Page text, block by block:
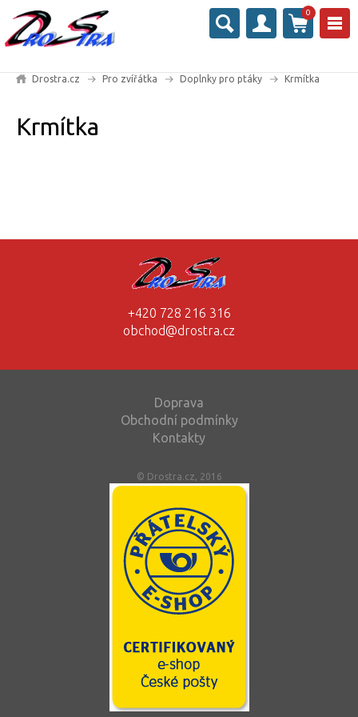
0
Drostra.cz Pro zvířátka Doplnky pro ptáky Krmítka
Krmítka
+420 728 216 316
obchod@drostra.cz
Doprava
Obchodní podmínky
Kontakty
© Drostra.cz, 2016